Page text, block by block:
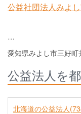
公益社団法人みよ
…
愛知県みよし市三好町
公益法人を
北海道の公益法人